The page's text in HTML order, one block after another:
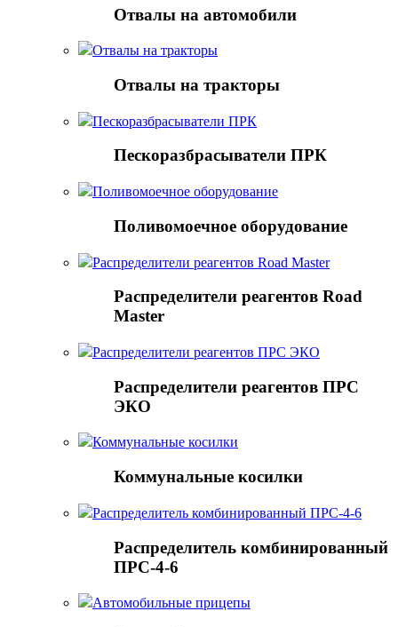
Отвалы на автомобили
Отвалы на тракторы
Отвалы на тракторы
Пескоразбрасыватели ПРК
Пескоразбрасыватели ПРК
Поливомоечное оборудование
Поливомоечное оборудование
Распределители реагентов Road Master
Распределители реагентов Road
Master
Распределители реагентов ПРС ЭКО
Распределители реагентов ПРС
ЭКО
Коммунальные косилки
Коммунальные косилки
Распределитель комбинированный ПРС-4-6
Распределитель комбинированный
ПРС-4-6
Автомобильные прицепы